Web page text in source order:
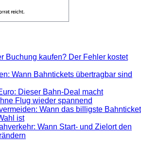
Buchung kaufen? Der Fehler kostet
Wann Bahntickets übertragbar sind
Dieser Bahn-Deal macht
Flug wieder spannend
Wann das billigste Bahnticket
ist
Wann Start- und Zielort den